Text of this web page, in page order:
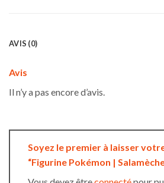
AVIS (0)
Avis
Il n’y a pas encore d’avis.
Soyez le premier à laisser
“Figurine Pokémon |